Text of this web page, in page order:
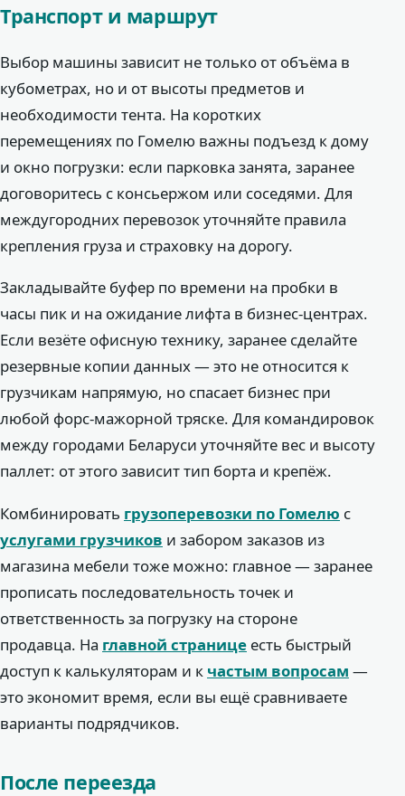
Транспорт и маршрут
Выбор машины зависит не только от объёма в
кубометрах, но и от высоты предметов и
необходимости тента. На коротких
перемещениях по Гомелю важны подъезд к дому
и окно погрузки: если парковка занята, заранее
договоритесь с консьержом или соседями. Для
междугородних перевозок уточняйте правила
крепления груза и страховку на дорогу.
Закладывайте буфер по времени на пробки в
часы пик и на ожидание лифта в бизнес-центрах.
Если везёте офисную технику, заранее сделайте
резервные копии данных — это не относится к
грузчикам напрямую, но спасает бизнес при
любой форс-мажорной тряске. Для командировок
между городами Беларуси уточняйте вес и высоту
паллет: от этого зависит тип борта и крепёж.
Комбинировать грузоперевозки по Гомелю с
услугами грузчиков и забором заказов из
магазина мебели тоже можно: главное — заранее
прописать последовательность точек и
ответственность за погрузку на стороне
продавца. На главной странице есть быстрый
доступ к калькуляторам и к частым вопросам —
это экономит время, если вы ещё сравниваете
варианты подрядчиков.
После переезда